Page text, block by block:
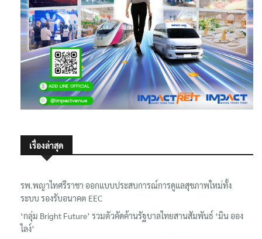
เรื่องล่าสุด
รพ.พญาไทศรีราชา ออกแบบประสบการณ์การดูแลสุขภาพใหม่ทั้ง
ระบบ รองรับอนาคต EEC
‘กลุ่ม Bright Future’ รวมตัวคัดค้านรัฐบาลไทยสานสัมพันธ์ ‘มิน ออง
ไลง์’